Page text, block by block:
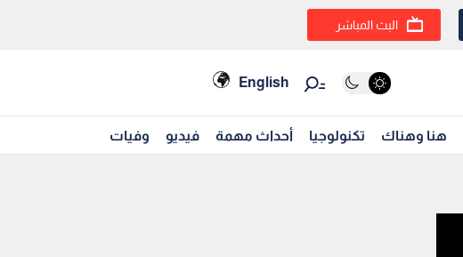
البث المباشر
English
هنا وهناك تكنولوجيا أحداث مهمة فيديو وفيات